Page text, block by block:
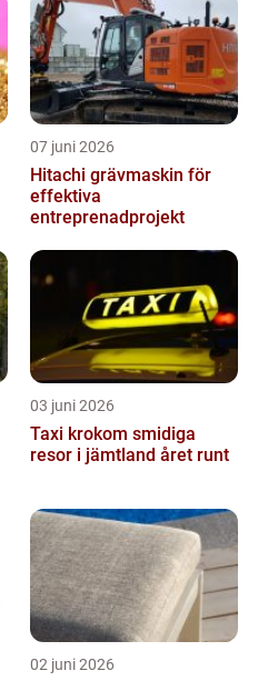
07 juni 2026
Hitachi grävmaskin för
effektiva
entreprenadprojekt
03 juni 2026
Taxi krokom smidiga
resor i jämtland året runt
02 juni 2026